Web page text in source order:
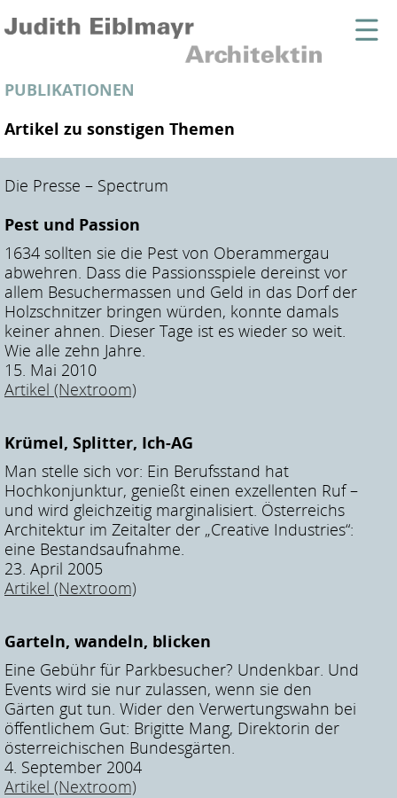
PUBLIKATIONEN
Artikel zu sonstigen Themen
Die Presse – Spectrum
Pest und Passion
1634 sollten sie die Pest von Oberammergau
abwehren. Dass die Passionsspiele dereinst vor
allem Besuchermassen und Geld in das Dorf der
Holzschnitzer bringen würden, konnte damals
keiner ahnen. Dieser Tage ist es wieder so weit.
Wie alle zehn Jahre.
15. Mai 2010
Artikel (Nextroom)
Krümel, Splitter, Ich-AG
Man stelle sich vor: Ein Berufsstand hat
Hochkonjunktur, genießt einen exzellenten Ruf –
und wird gleichzeitig marginalisiert. Österreichs
Architektur im Zeitalter der „Creative Industries“:
eine Bestandsaufnahme.
23. April 2005
Artikel (Nextroom)
Garteln, wandeln, blicken
Eine Gebühr für Parkbesucher? Undenkbar. Und
Events wird sie nur zulassen, wenn sie den
Gärten gut tun. Wider den Verwertungswahn bei
öffentlichem Gut: Brigitte Mang, Direktorin der
österreichischen Bundesgärten.
4. September 2004
Artikel (Nextroom)